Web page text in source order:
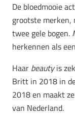
De bloedmooie
grootste
twee gele bogen.
herkennen als
Haar beautyis
Britt in 2018 in
2018 en maakt
van Nederland.